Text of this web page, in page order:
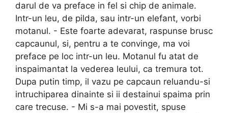
darul de va preface in fel si chip de animale.
Intr-un leu, de pilda, sau intr-un elefant, vorbi
motanul. - Este foarte adevarat, raspunse brusc
capcaunul, si, pentru a te convinge, ma voi
preface pe loc intr-un leu. Motanul fu atat de
inspaimantat la vederea leului, ca tremura tot.
Dupa putin timp, il vazu pe capcaun reluandu-si
intruchiparea dinainte si ii destainui spaima prin
care trecuse. - Mi s-a mai povestit, spuse